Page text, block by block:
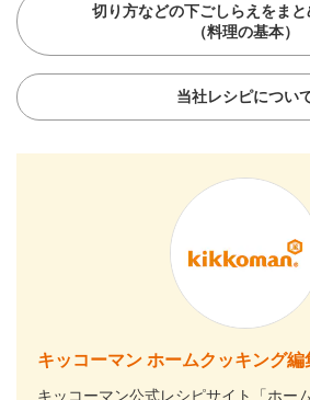
切り方などの下ごしらえをまと
（料理の基本）
当社レシピについ
キッコーマン ホームクッキング編
キッコーマン公式レシピサイト「ホー